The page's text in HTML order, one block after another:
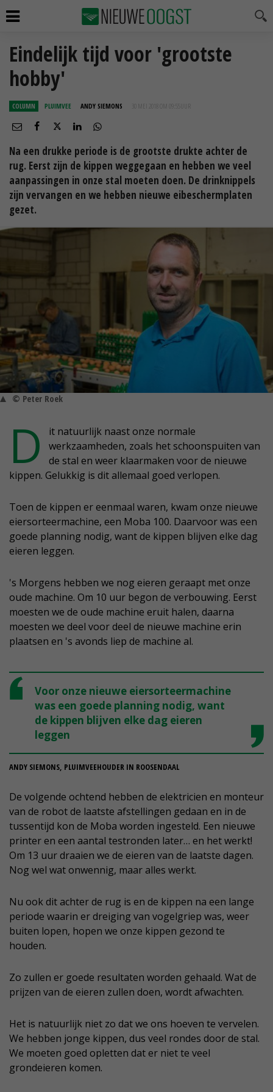
Eindelijk tijd voor 'grootste
hobby'
COLUMN PLUIMVEE ANDY SIEMONS 30 MEI 2018 OM 09:55
Na een drukke periode is de grootste drukte achter de
rug. Eerst zijn de kippen weggegaan en hebben we veel
aanpassingen in onze stal moeten doen. De drinknippels
zijn vervangen en we hebben nieuwe eibeschermplaten
gezet.
© Peter Roek
D
it natuurlijk naast onze normale
werkzaamheden, zoals het schoonspuiten van
de stal en weer klaarmaken voor de nieuwe
kippen. Gelukkig is dit allemaal goed verlopen.
Toen de kippen er eenmaal waren, kwam onze nieuwe
eiersorteermachine, een Moba 100. Daarvoor was een
goede planning nodig, want de kippen blijven elke dag
eieren leggen.
's Morgens hebben we nog eieren geraapt met onze
oude machine. Om 10 uur begon de verbouwing. Eerst
moesten we de oude machine eruit halen, daarna
moesten we deel voor deel de nieuwe machine erin
plaatsen en 's avonds liep de machine al.
Voor onze nieuwe eiersorteermachine
was een goede planning nodig, want
de kippen blijven elke dag eieren
leggen
ANDY SIEMONS, PLUIMVEEHOUDER IN ROOSENDAAL
De volgende ochtend hebben de elektricien en monteur
van de robot de laatste afstellingen gedaan en in de
tussentijd kon de Moba worden ingesteld. Een nieuwe
printer en een aantal testronden later… en het werkt!
Om 13 uur draaien we de eieren van de laatste dagen.
Nog wel wat onwennig, maar alles werkt.
Nu ook dit achter de rug is en de kippen na een lange
periode waarin er dreiging van vogelgriep was, weer
buiten lopen, hopen we onze kippen gezond te
houden.
Zo zullen er goede resultaten worden gehaald. Wat de
prijzen van de eieren zullen doen, wordt afwachten.
Het is natuurlijk niet zo dat we ons hoeven te vervelen.
We hebben jonge kippen, dus veel rondes door de stal.
We moeten goed opletten dat er niet te veel
grondeieren komen.